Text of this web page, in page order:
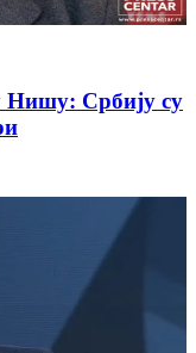
Нишу: Србију су